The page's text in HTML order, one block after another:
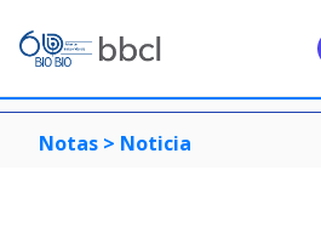
Notas > Noticia